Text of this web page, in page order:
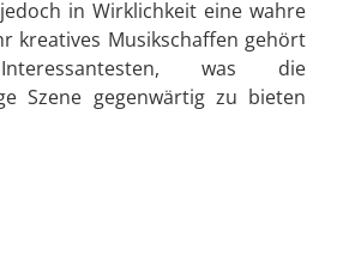
in Wirklichkeit eine wahre
kreatives Musikschaffen gehört
was die
Szene gegenwärtig zu bieten